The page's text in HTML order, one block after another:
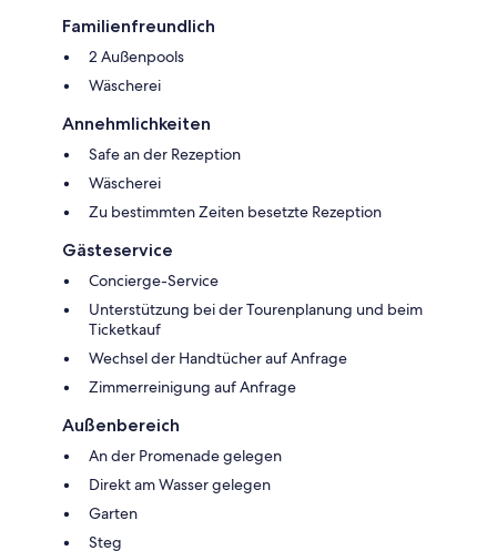
Familienfreundlich
2 Außenpools
Wäscherei
Annehmlichkeiten
Safe an der Rezeption
Wäscherei
Zu bestimmten Zeiten besetzte Rezeption
Gästeservice
Concierge-Service
Unterstützung bei der Tourenplanung und beim
Ticketkauf
Wechsel der Handtücher auf Anfrage
Zimmerreinigung auf Anfrage
Außenbereich
An der Promenade gelegen
Direkt am Wasser gelegen
Garten
Steg